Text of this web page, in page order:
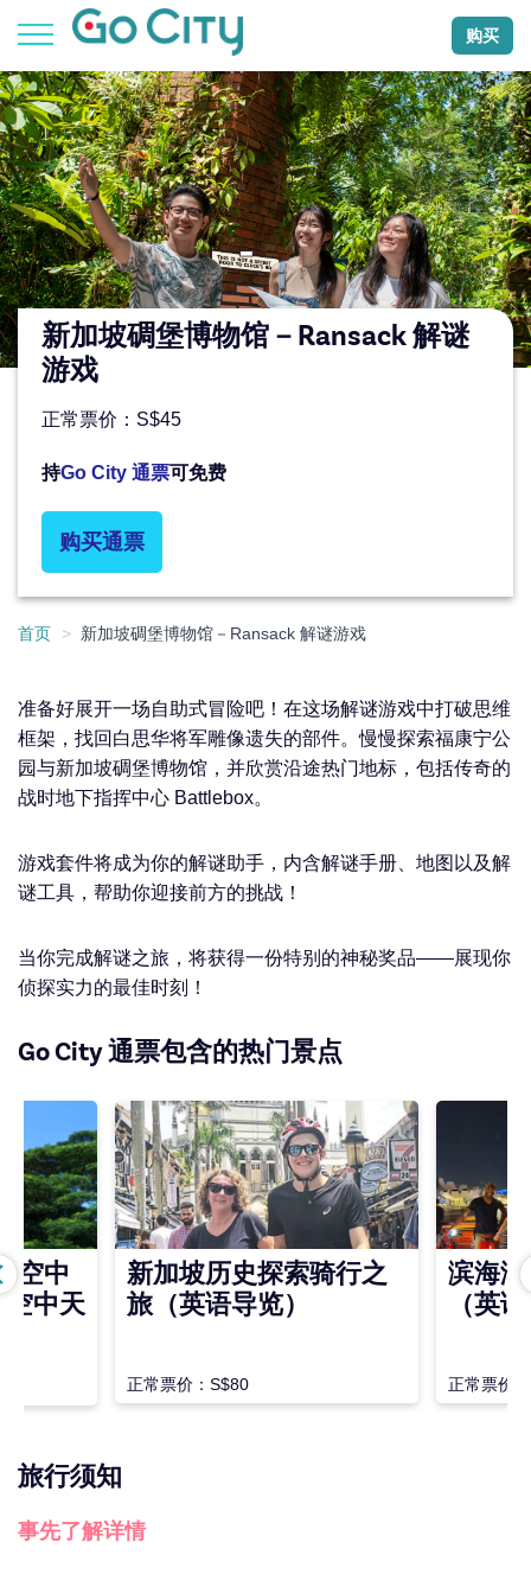
购买
新加坡碉堡博物馆－Ransack 解谜
游戏
正常票价：S$45
持Go City 通票可免费
购买通票
首页 新加坡碉堡博物馆－Ransack 解谜游戏
准备好展开一场自助式冒险吧！在这场解谜游戏中打破思维
框架，找回白思华将军雕像遗失的部件。慢慢探索福康宁公
园与新加坡碉堡博物馆，并欣赏沿途热门地标，包括传奇的
战时地下指挥中心 Battlebox。
游戏套件将成为你的解谜助手，内含解谜手册、地图以及解
谜工具，帮助你迎接前方的挑战！
当你完成解谜之旅，将获得一份特别的神秘奖品——展现你
侦探实力的最佳时刻！
Go City 通票包含的热门景点
空中
空中天
新加坡历史探索骑行之
旅（英语导览）
正常票价：S$80
滨海
（英
正常票价
旅行须知
事先了解详情